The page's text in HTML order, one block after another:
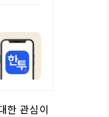
한 관심이